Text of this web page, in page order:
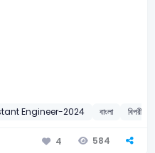
Engineer-2024 বাংলা
4 584